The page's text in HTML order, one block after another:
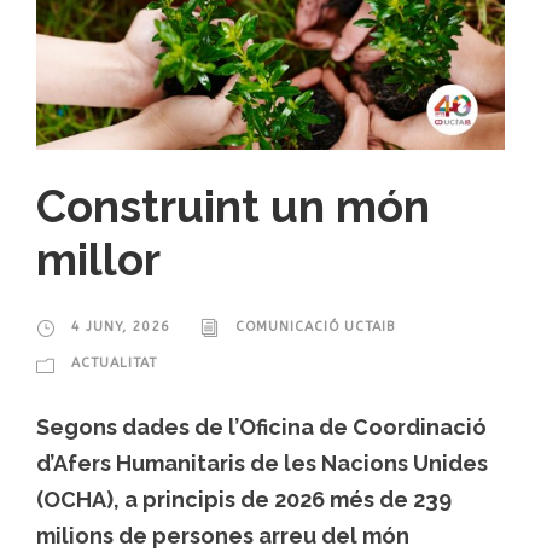
Construint un món
millor
4 JUNY, 2026 COMUNICACIÓ UCTAIB
ACTUALITAT
Segons dades de l’Oficina de Coordinació
d’Afers Humanitaris de les Nacions Unides
(OCHA), a principis de 2026 més de 239
milions de persones arreu del món